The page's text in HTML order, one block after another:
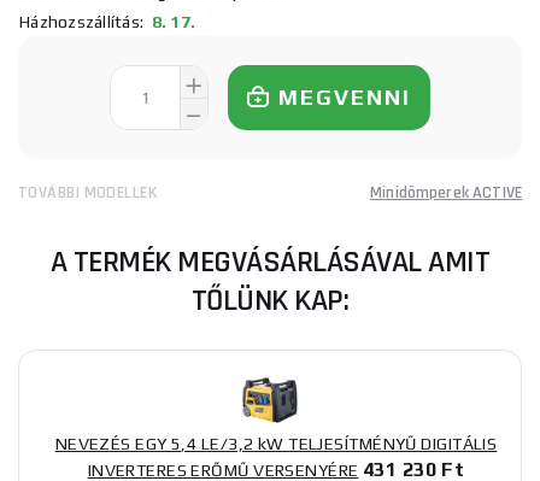
Házhozszállítás: 8. 17.
MEGVENNI
TOVÁBBI MODELLEK Minidömperek ACTIVE
A TERMÉK MEGVÁSÁRLÁSÁVAL AMIT
TŐLÜNK KAP:
NEVEZÉS EGY 5,4 LE/3,2 kW TELJESÍTMÉNYŰ DIGITÁLIS
INVERTERES ERŐMŰ VERSENYÉRE 431 230 Ft